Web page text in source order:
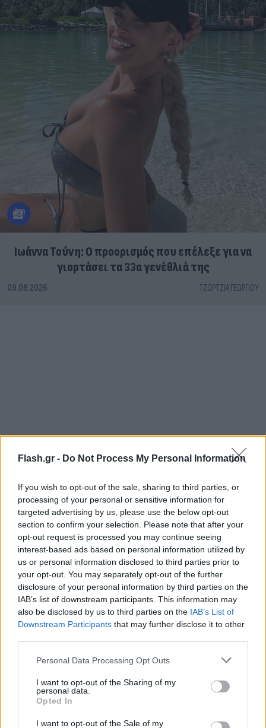
Flash.gr - Do Not Process My Personal Information
If you wish to opt-out of the sale, sharing to third parties, or
processing of your personal or sensitive information for
targeted advertising by us, please use the below opt-out
section to confirm your selection. Please note that after your
opt-out request is processed you may continue seeing
interest-based ads based on personal information utilized by
us or personal information disclosed to third parties prior to
your opt-out. You may separately opt-out of the further
disclosure of your personal information by third parties on the
IAB’s list of downstream participants. This information may
also be disclosed by us to third parties on the IAB’s List of
Downstream Participants that may further disclose it to other
Please note that this website/app uses one or more Google
not limited to your visit or usage behaviour. You may click to
grant or deny consent to Google and its third-party tags to
use your data for below specified purposes in below Google
consent section.
Personal Data Processing Opt Outs
I want to opt-out of the Sharing of my
personal data.
Opted In
I want to opt-out of the Sale of my
Ιωάννα Τούνη: Ο προορισμός που επέλεξε για να
γιορτάσει τα 33α γενέθλιά της
09.08.2026 ΤΖΏΡΤΖΙΑ ΓΕΩΡΓΊΟΥ